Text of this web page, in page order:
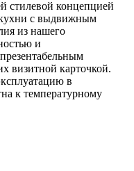
стилевой концепцией
с выдвижным
из нашего
и
визитной карточкой.
в
к температурному